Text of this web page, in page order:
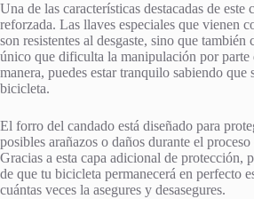
Una de las características destacadas de este
reforzada. Las llaves especiales que vienen
son resistentes al desgaste, sino que también
único que dificulta la manipulación por parte
manera, puedes estar tranquilo sabiendo que
bicicleta.
El forro del candado está diseñado para
posibles arañazos o daños durante el
Gracias a esta capa adicional de protección,
de que tu bicicleta permanecerá en perfecto
cuántas veces la asegures y desasegures.